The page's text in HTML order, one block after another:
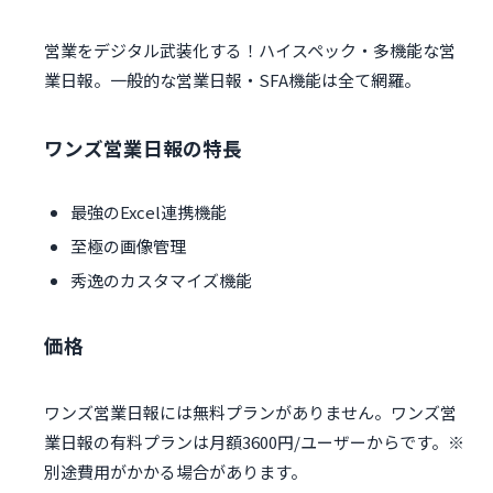
営業をデジタル武装化する！ハイスペック・多機能な営
業日報。一般的な営業日報・SFA機能は全て網羅。
ワンズ営業日報の特長
最強のExcel連携機能
至極の画像管理
秀逸のカスタマイズ機能
価格
ワンズ営業日報には無料プランがありません。ワンズ営
業日報の有料プランは月額3600円/ユーザーからです。※
別途費用がかかる場合があります。